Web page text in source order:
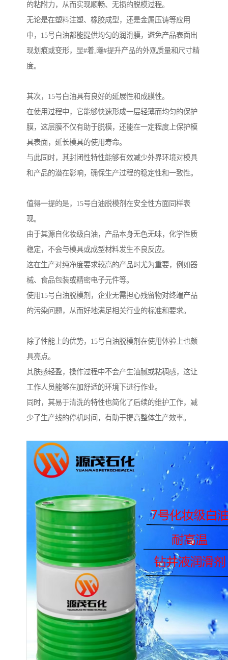
的粘附力，从而实现顺畅、无损的脱模过程。
无论是在塑料注塑、橡胶成型，还是金属压铸等应用
中，15号白油都能提供均匀的润滑膜，避免产品表面出
现划痕或变形，显#着,曦#提升产品的外观质量和尺寸精
度。
其次，15号白油具有良好的延展性和成膜性。
在使用过程中，它能够快速形成一层轻薄而均匀的保护
膜，这层膜不仅有助于脱模，还能在一定程度上保护模
具表面，延长模具的使用寿命。
与此同时，其封闭性特性能够有效减少外界环境对模具
和产品的潜在影响，确保生产过程的稳定性和一致性。
值得一提的是，15号白油脱模剂在安全性方面同样表
现。
由于其源自化妆级白油，产品本身无色无味，化学性质
稳定，不会与模具或成型材料发生不良反应。
这在生产对纯净度要求较高的产品时尤为重要，例如器
械、食品包装或精密电子元件等。
使用15号白油脱模剂，企业无需担心残留物对终端产品
的污染问题，从而好地满足相关行业的标准和要求。
除了性能上的优势，15号白油脱模剂在使用体验上也颇
具亮点。
其肤感轻盈，操作过程中不会产生油腻或粘稠感，这让
工作人员能够在加舒适的环境下进行作业。
同时，其易于清洗的特性也简化了后续的维护工作，减
少了生产线的停机时间，有助于提高整体生产效率。